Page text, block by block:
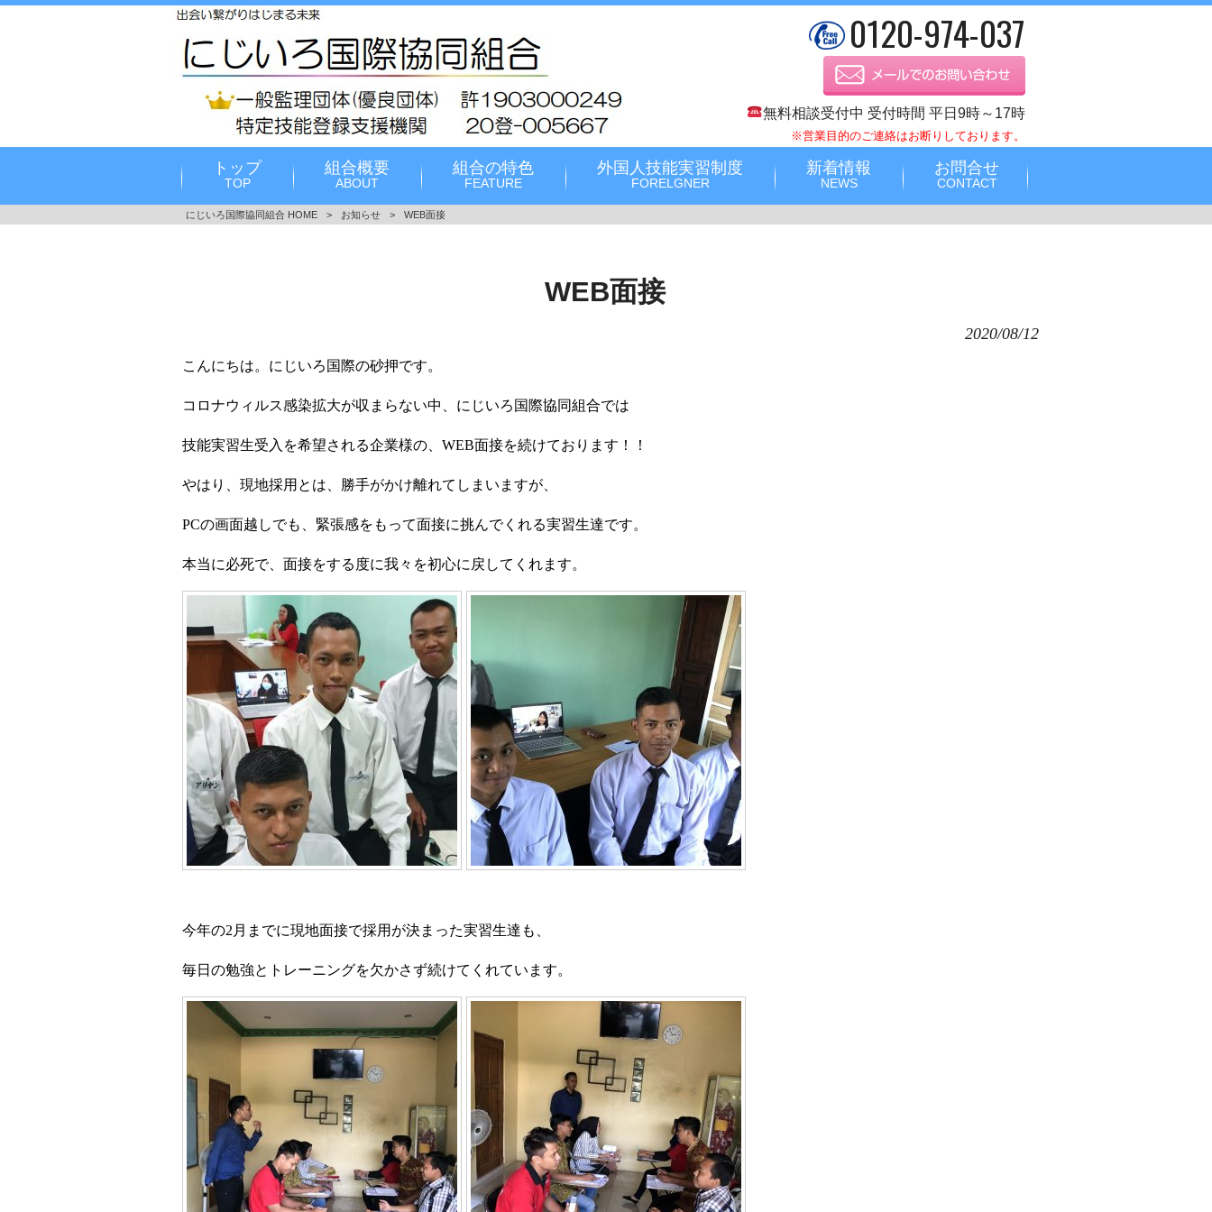
0120-974-037
無料相談受付中 受付時間 平日9時～17時
※営業目的のご連絡はお断りしております。
トップ
TOP
組合概要
ABOUT
組合の特色
FEATURE
外国人技能実習制度
FORELGNER
新着情報
NEWS
お問合せ
CONTACT
にじいろ国際協同組合 HOME > お知らせ > WEB面接
WEB面接
2020/08/12
こんにちは。にじいろ国際の砂押です。
コロナウィルス感染拡大が収まらない中、にじいろ国際協同組合では
技能実習生受入を希望される企業様の、 WEB面接を続けております！！
やはり、現地採用とは、勝手がかけ離れてしまいますが、
PCの画面越しでも、緊張感をもって面接に挑んでくれる実習生達です。
本当に必死で、面接をする度に我々を初心に戻してくれます。
今年の2 月までに現地面接で採用が決まった実習生達も、
毎日の勉強とトレーニングを欠かさず続けてくれています。